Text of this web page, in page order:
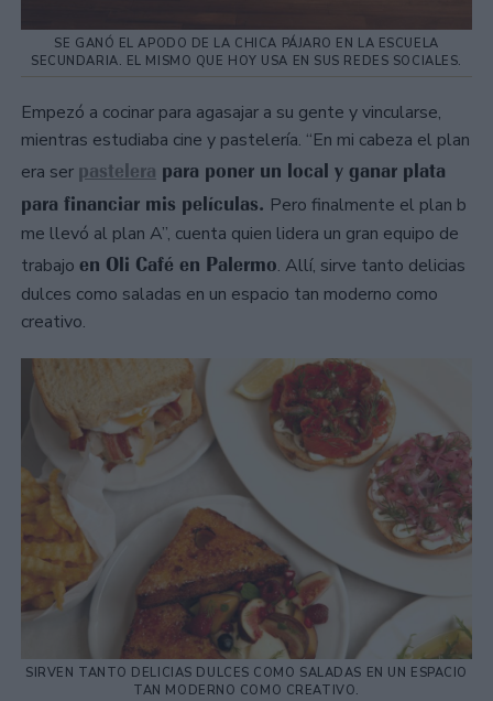
SE GANÓ EL APODO DE LA CHICA PÁJARO EN LA ESCUELA
SECUNDARIA. EL MISMO QUE HOY USA EN SUS REDES SOCIALES.
Empezó a cocinar para agasajar a su gente y vincularse,
mientras estudiaba cine y pastelería. “En mi cabeza el plan
era ser pastelera para poner un local y ganar plata
para financiar mis películas. Pero finalmente el plan b
me llevó al plan A”, cuenta quien lidera un gran equipo de
trabajo en Oli Café en Palermo. Allí, sirve tanto delicias
dulces como saladas en un espacio tan moderno como
creativo.
SIRVEN TANTO DELICIAS DULCES COMO SALADAS EN UN ESPACIO
TAN MODERNO COMO CREATIVO.